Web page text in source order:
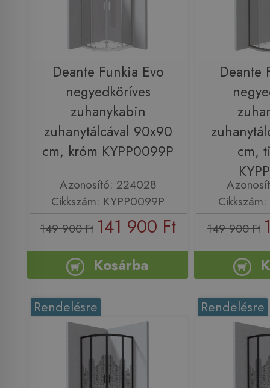
Deante Funkia Evo
negyedköríves
zuhanykabin
zuhanytálcával 90x90
cm, króm KYPP0099P
Azonosító: 224028
Cikkszám: KYPP0099P
149 900 Ft 141 900 Ft
Kosárba
Deante
cm,
149 900 Ft
Rendelésre Rendelésre